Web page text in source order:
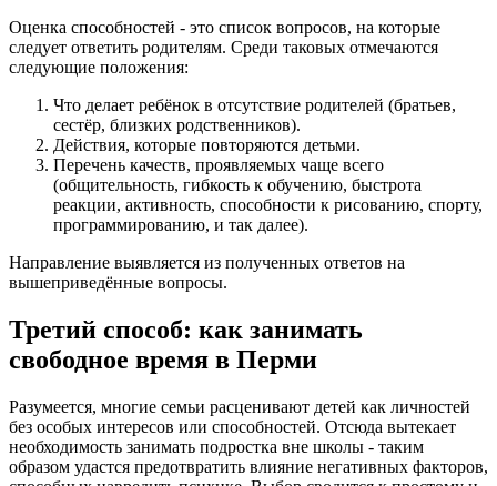
Оценка способностей - это список вопросов, на которые
следует ответить родителям. Среди таковых отмечаются
следующие положения:
Что делает ребёнок в отсутствие родителей (братьев,
сестёр, близких родственников).
Действия, которые повторяются детьми.
Перечень качеств, проявляемых чаще всего
(общительность, гибкость к обучению, быстрота
реакции, активность, способности к рисованию, спорту,
программированию, и так далее).
Направление выявляется из полученных ответов на
вышеприведённые вопросы.
Третий способ: как занимать
свободное время в Перми
Разумеется, многие семьи расценивают детей как личностей
без особых интересов или способностей. Отсюда вытекает
необходимость занимать подростка вне школы - таким
образом удастся предотвратить влияние негативных факторов,